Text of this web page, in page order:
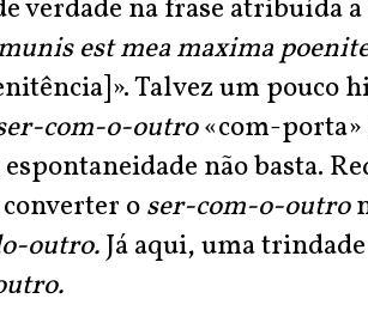
verdade na frase atribuída a
est mea maxima
Talvez um pouco
com-o-outro«com-porta»
espontaneidade não basta.
oser-com-o-outro
outro.Já aqui, uma
.